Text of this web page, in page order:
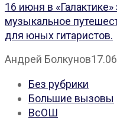
16 июня в
музыкальное
для юных гитаристов.
Андрей Болкунов
Без рубрики
Большие вызовы
ВсОШ